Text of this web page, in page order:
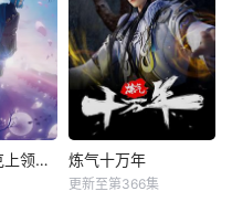
小书痴的下克上领主的养女 炼气十万年
更新至第366集